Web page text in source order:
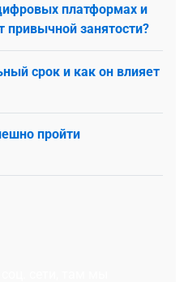
платформах и
привычной занятости?
срок и как он влияет
пройти